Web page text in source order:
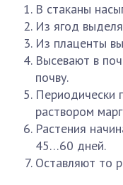
В стаканы
Из ягод
Из плаценты
Высевают в
почву.
Периодически
раствором
Растения
45…60 дней.
Оставляют то